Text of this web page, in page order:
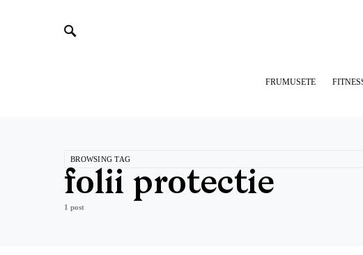
FRUMUSETE
BROWSING TAG
folii protectie
1 post